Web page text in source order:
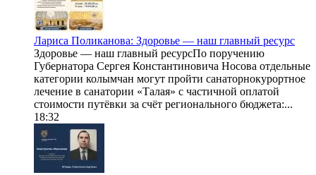
Лариса Поликанова: Здоровье — наш главный ресурс
Здоровье — наш главный ресурсПо поручению
Губернатора Сергея Константиновича Носова отдельные
категории колымчан могут пройти санаторнокурортное
лечение в санатории «Талая» с частичной оплатой
стоимости путёвки за счёт регионального бюджета:...
18:32